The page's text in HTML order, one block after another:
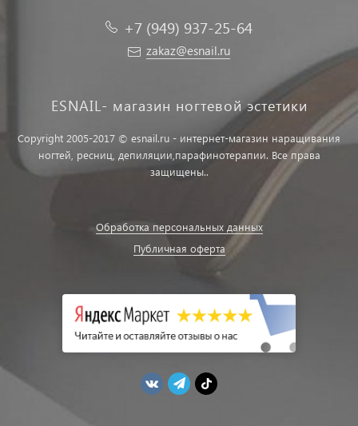
+7 (949) 937-25-64
zakaz@esnail.ru
ESNAIL- магазин ногтевой эстетики
Copyright 2005-2017 © esnail.ru - интернет-магазин наращивания
ногтей, ресниц, депиляции,парафинотерапии. Все права
защищены..
Обработка персональных данных
Публичная оферта